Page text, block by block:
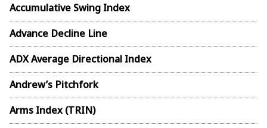
Accumulative Swing Index
Advance Decline Line
ADX Average Directional Index
Andrew’s Pitchfork
Arms Index (TRIN)